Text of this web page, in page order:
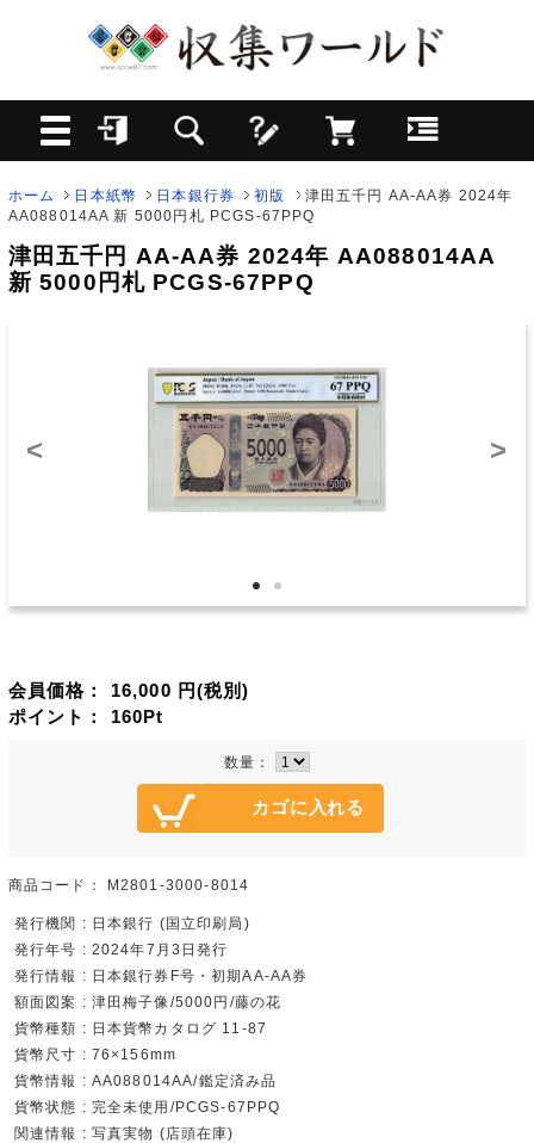
ホーム 日本紙幣 日本銀行券 初版
津田五千円 AA-AA券 2024年
AA088014AA 新 5000円札 PCGS-67PPQ
津田五千円 AA-AA券 2024年 AA088014AA
新 5000円札 PCGS-67PPQ
< >
会員価格： 16,000 円(税別)
ポイント： 160Pt
数量：
商品コード： M2801-3000-8014
発行機関 : 日本銀行 (国立印刷局)
発行年号 : 2024年7月3日発行
発行情報 : 日本銀行券F号・初期AA-AA券
額面図案 : 津田梅子像/5000円/藤の花
貨幣種類 : 日本貨幣カタログ 11-87
貨幣尺寸 : 76×156mm
貨幣情報 : AA088014AA/鑑定済み品
貨幣状態 : 完全未使用/PCGS-67PPQ
関連情報 : 写真実物 (店頭在庫)